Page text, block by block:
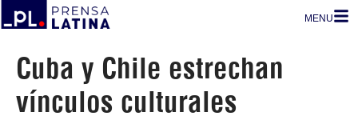
MENU
Cuba y Chile estrechan
vínculos culturales